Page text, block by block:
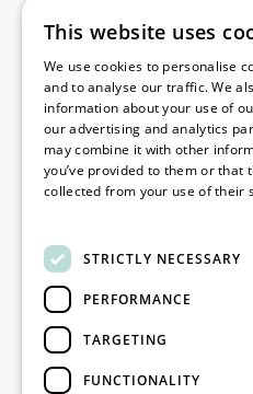
Juridisch
Disclaimer
Privacybeleid
Cookie Policy
Contact
Blijf op de hoogte
Blijf up-to-date: meld u
Marketing nieuwsbrieven
This website uses
We use cookies to personalise
and to analyse our traffic. We
information about your use of
our advertising and analytics
may combine it with other
you’ve provided to them or that
collected from your use of their
STRICTLY NECESSARY
PERFORMANCE
TARGETING
FUNCTIONALITY